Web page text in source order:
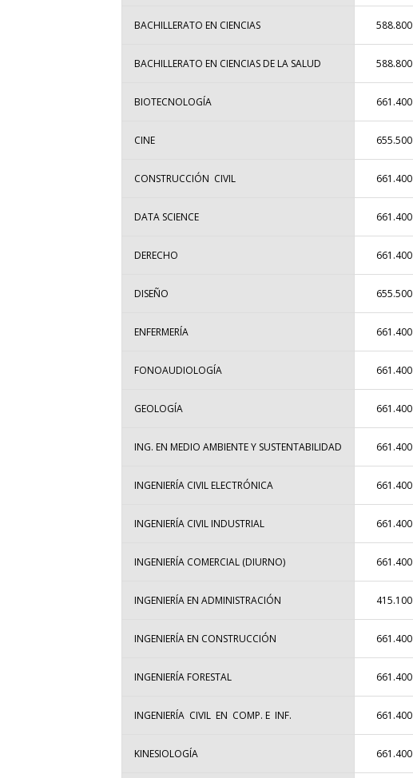
BACHILLERATO EN CIENCIAS 588.800
BACHILLERATO EN CIENCIAS DE LA SALUD 588.800
BIOTECNOLOGÍA 661.400
CINE 655.500
CONSTRUCCIÓN CIVIL 661.400
DATA SCIENCE 661.400
DERECHO 661.400
DISEÑO 655.500
ENFERMERÍA 661.400
FONOAUDIOLOGÍA 661.400
GEOLOGÍA 661.400
ING. EN MEDIO AMBIENTE Y SUSTENTABILIDAD 661.400
INGENIERÍA CIVIL ELECTRÓNICA 661.400
INGENIERÍA CIVIL INDUSTRIAL 661.400
INGENIERÍA COMERCIAL (DIURNO) 661.400
INGENIERÍA EN ADMINISTRACIÓN 415.100
INGENIERÍA EN CONSTRUCCIÓN 661.400
INGENIERÍA FORESTAL 661.400
INGENIERÍA CIVIL EN COMP. E INF. 661.400
KINESIOLOGÍA 661.400